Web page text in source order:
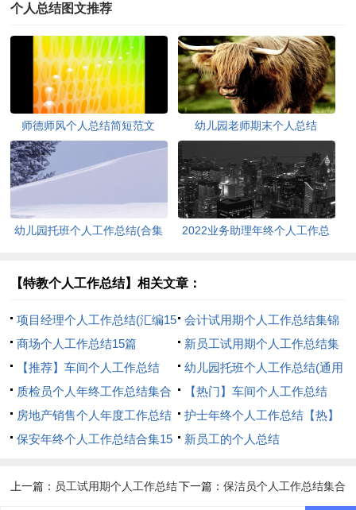
个人总结图文推荐
师德师风个人总结简短范文 幼儿园老师期末个人总结
幼儿园托班个人工作总结(合集
2022业务助理年终个人工作总
【特教个人工作总结】相关文章：
项目经理个人工作总结(汇编15
篇)
会计试用期个人工作总结集锦
15篇
商场个人工作总结15篇
新员工试用期个人工作总结集
合15篇
【推荐】车间个人工作总结
幼儿园托班个人工作总结(通用
14篇)
质检员个人年终工作总结集合
12篇
【热门】车间个人工作总结
房地产销售个人年度工作总结
合集15篇
护士年终个人工作总结【热】
保安年终个人工作总结合集15
新员工的个人总结
上一篇： 员工试用期个人工作总结下一篇： 保洁员个人工作总结集合